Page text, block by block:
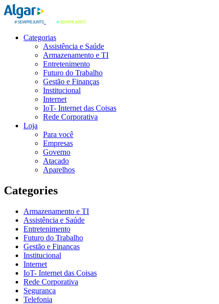
Categorias
Assistência e Saúde
Armazenamento e TI
Entretenimento
Futuro do Trabalho
Gestão e Finanças
Institucional
Internet
IoT- Internet das Coisas
Rede Corporativa
Loja
Para você
Empresas
Governo
Atacado
Aparelhos
Categories
Armazenamento e TI
Assistência e Saúde
Entretenimento
Futuro do Trabalho
Gestão e Finanças
Institucional
Internet
IoT- Internet das Coisas
Rede Corporativa
Segurança
Telefonia